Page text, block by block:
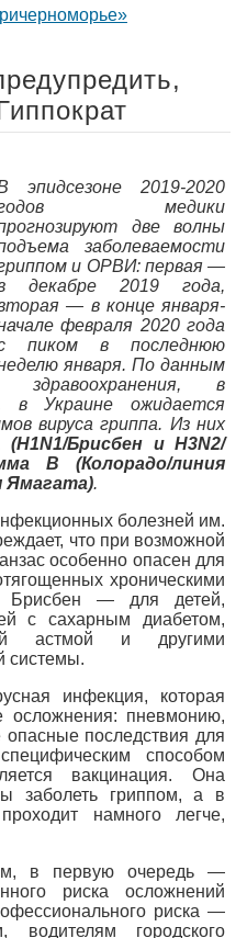
эпидсезоне 2019-2020
медики
две волны
заболеваемости
и ОРВИ: первая —
декабре 2019 года,
— в конце января-
февраля 2020 года
пиком в последнюю
января. По данным
здравоохранения, в
в Украине ожидается
вируса гриппа. Из них
Брисбен и H3N2/
В (Колорадо/линия
Ямагата).
болезней им.
что при возможной
особенно опасен для
хроническими
Брисбен — для детей,
с сахарным диабетом,
астмой и другими
системы.
инфекция, которая
осложнения: пневмонию,
последствия для
способом
вакцинация. Она
заболеть гриппом, а в
намного легче,
в первую очередь —
риска осложнений
риска —
водителям городского